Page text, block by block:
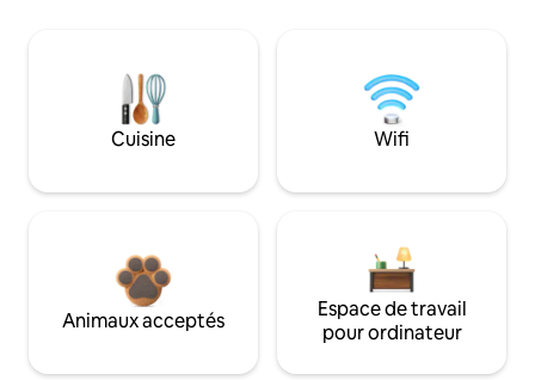
Cuisine Wifi
Animaux acceptés
Espace de travail
pour ordinateur